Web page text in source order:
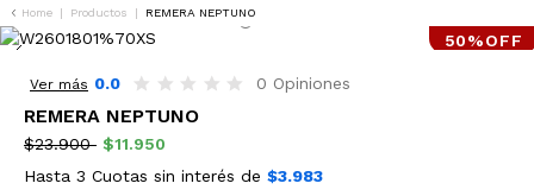
Home | Productos | REMERA NEPTUNO
50%OFF
Ver más 0.0 0 Opiniones
REMERA NEPTUNO
$23.900 $11.950
Hasta 3 Cuotas sin interés de $3.983